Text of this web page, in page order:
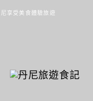
享受美食體驗旅遊